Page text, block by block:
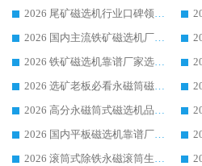
2026 尾矿磁选机行业口碑领域强者，源头直供国内主流厂家华体会手机网页版-华体会(中国) 一站式服务
2026 国内主流铁矿磁选机厂家选购指南|行业口碑好品牌推荐，领域强者华体会手机网页版-华体会(中国)
2026 铁矿磁选机靠谱厂家选购指南，领域强者华体会手机网页版-华体会(中国) 铁矿磁选机性价比高
2026 选矿老板必看永磁筒磁选机推荐 行业头部品牌口碑设备选购全攻略
2026 高分永磁筒式磁选机品牌推荐 选矿设备强者对比测评采购避坑全攻略
2026 国内平板磁选机靠谱厂家排名 行业实测口碑设备按需选购全指南
2026 滚筒式除铁永磁滚筒生产厂家推荐排名|行业口碑选购指南，领域强者源头厂商精选